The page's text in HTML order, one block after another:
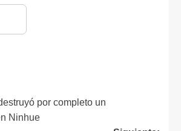
por completo un
Ninhue